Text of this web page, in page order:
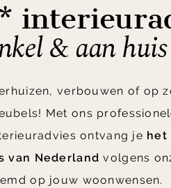
& aan huis
verbouwen of op
Met ons
ontvang je het
van Nederland volgens
op jouw woonwensen.